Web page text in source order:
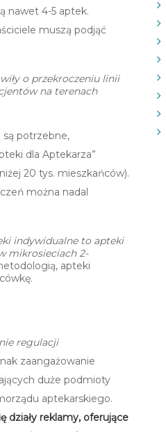
nawet 4-5 aptek.
muszą podjąć
o przekroczeniu linii
na terenach
są potrzebne,
dla Aptekarza”
20 tys. mieszkańców).
można nadal
indywidualne to apteki
mikrosieciach 2-
apteki
regulacji
zaangażowanie
duże podmioty
aptekarskiego.
działy reklamy, oferujące